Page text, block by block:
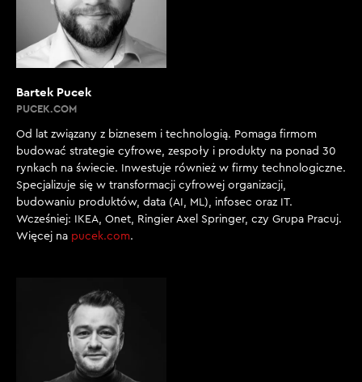
Bartek Pucek
PUCEK.COM
Od lat związany z biznesem i technologią. Pomaga firmom
budować strategie cyfrowe, zespoły i produkty na ponad 30
rynkach na świecie. Inwestuje również w firmy technologiczne.
Specjalizuje się w transformacji cyfrowej organizacji,
budowaniu produktów, data (AI, ML), infosec oraz IT.
Wcześniej: IKEA, Onet, Ringier Axel Springer, czy Grupa Pracuj.
Więcej na pucek.com.